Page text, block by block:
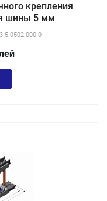
крепления
шины 5 мм